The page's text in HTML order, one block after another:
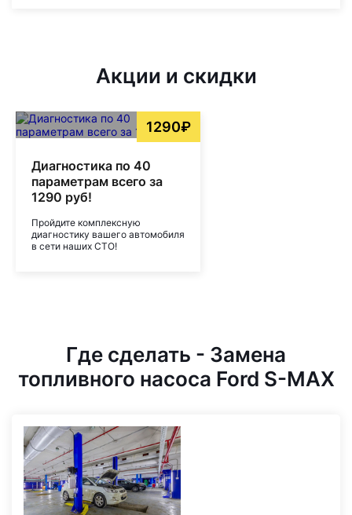
Акции и скидки
1290₽
Диагностика по 40
параметрам всего за
1290 руб!
Пройдите комплексную
диагностику вашего автомобиля
в сети наших СТО!
Где сделать - Замена
топливного насоса Ford S-MAX